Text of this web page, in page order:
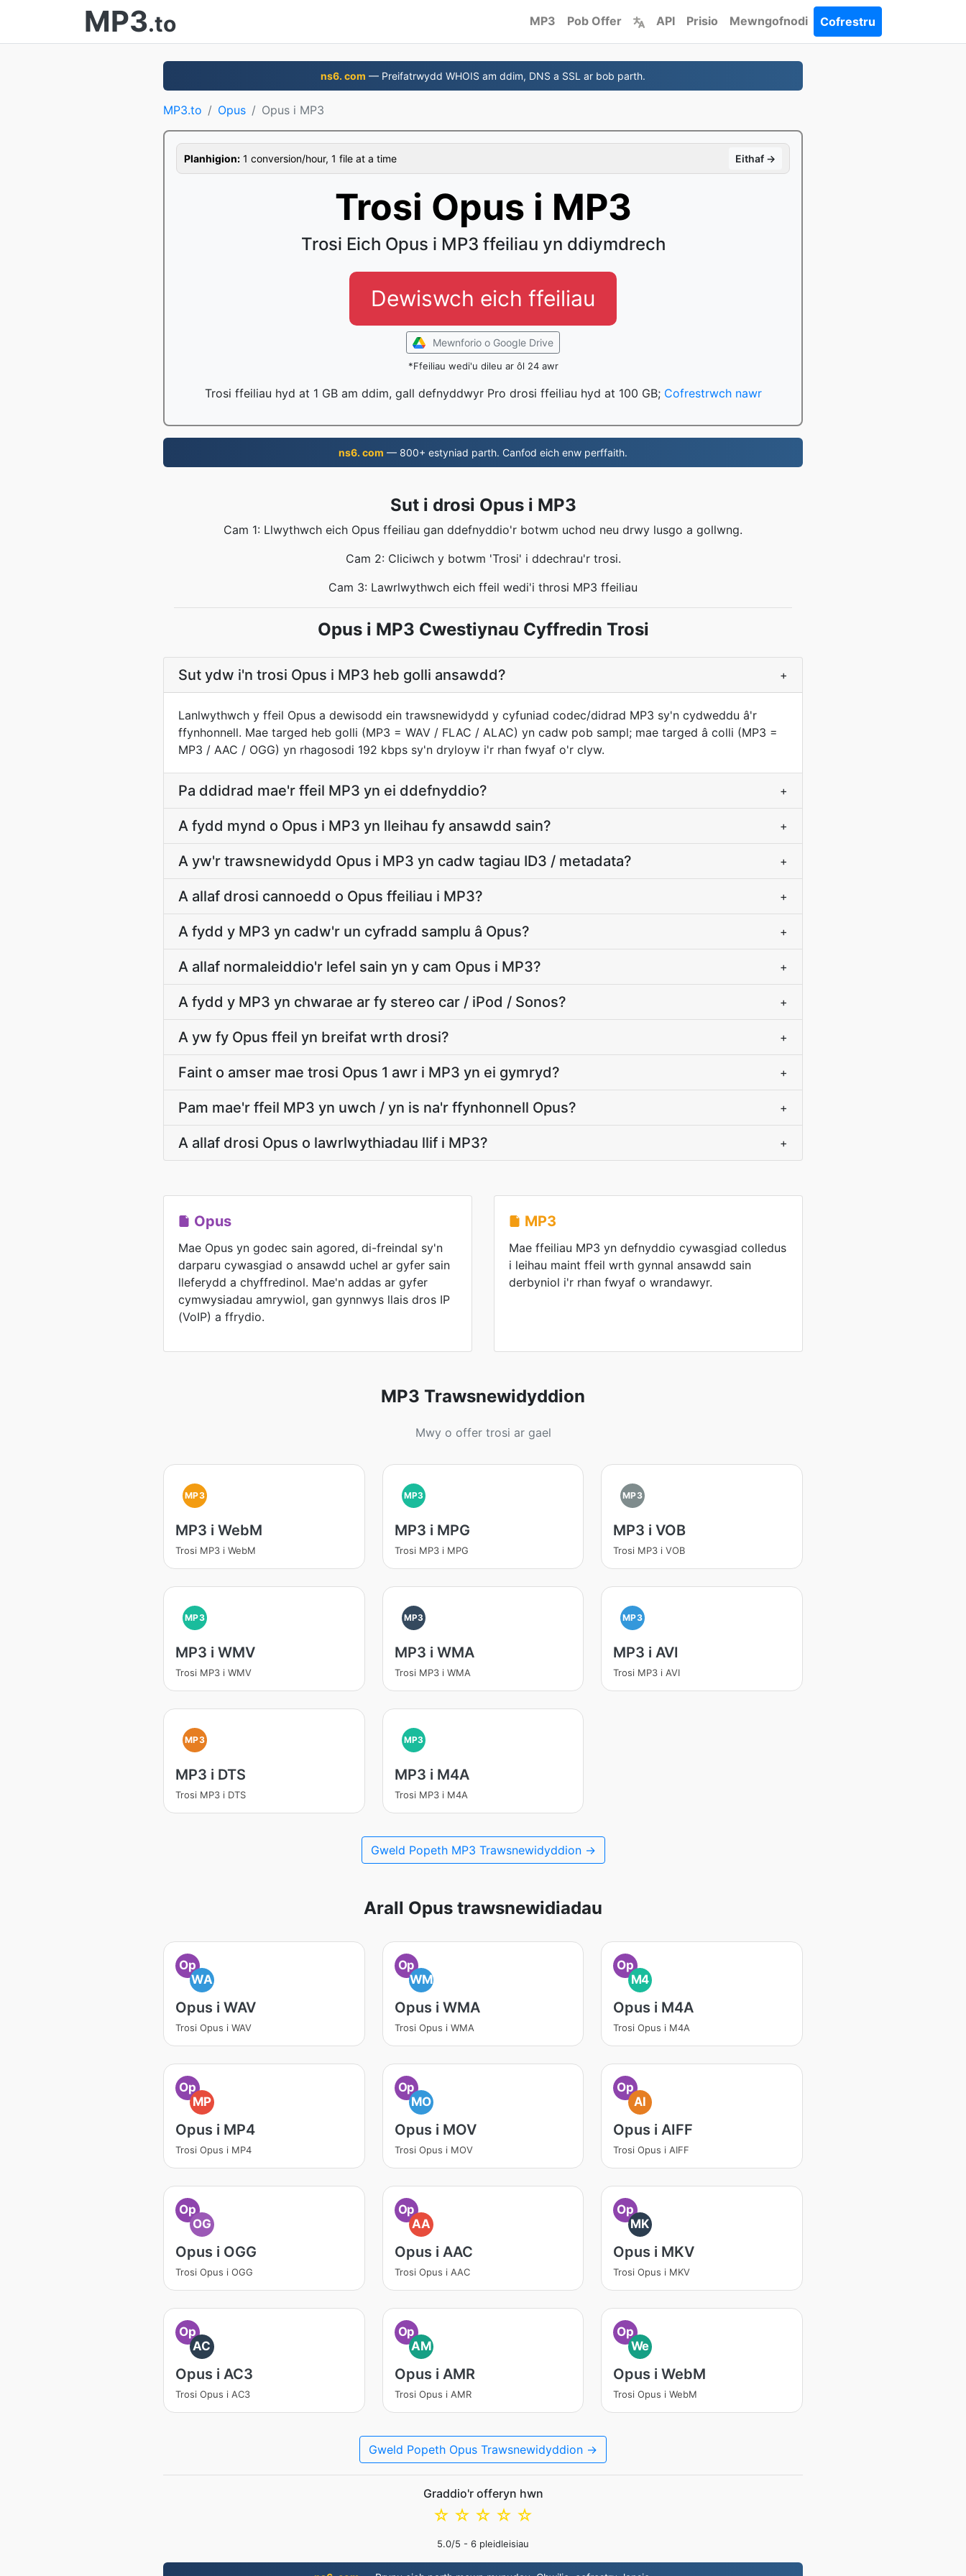
MP3.to MP3 Pob Offer API Prisio Mewngofnodi Cofrestru
ns6. com — Preifatrwydd WHOIS am ddim, DNS a SSL ar bob parth.
MP3.to Opus Opus i MP3
Planhigion: 1 conversion/hour, 1 file at a time Eithaf →
Trosi Opus i MP3
Trosi Eich Opus i MP3 ffeiliau yn ddiymdrech
Dewiswch eich ffeiliau
Mewnforio o Google Drive
*Ffeiliau wedi'u dileu ar ôl 24 awr
Trosi ffeiliau hyd at 1 GB am ddim, gall defnyddwyr Pro drosi ffeiliau hyd at 100 GB; Cofrestrwch nawr
ns6. com — 800+ estyniad parth. Canfod eich enw perffaith.
Sut i drosi Opus i MP3
Cam 1: Llwythwch eich Opus ffeiliau gan ddefnyddio'r botwm uchod neu drwy lusgo a gollwng.
Cam 2: Cliciwch y botwm 'Trosi' i ddechrau'r trosi.
Cam 3: Lawrlwythwch eich ffeil wedi'i throsi MP3 ffeiliau
Opus i MP3 Cwestiynau Cyffredin Trosi
Sut ydw i'n trosi Opus i MP3 heb golli ansawdd? +
Lanlwythwch y ffeil Opus a dewisodd ein trawsnewidydd y cyfuniad codec/didrad MP3 sy'n cydweddu â'r
ffynhonnell. Mae targed heb golli (MP3 = WAV / FLAC / ALAC) yn cadw pob sampl; mae targed â colli (MP3 =
MP3 / AAC / OGG) yn rhagosodi 192 kbps sy'n dryloyw i'r rhan fwyaf o'r clyw.
Pa ddidrad mae'r ffeil MP3 yn ei ddefnyddio? +
A fydd mynd o Opus i MP3 yn lleihau fy ansawdd sain? +
A yw'r trawsnewidydd Opus i MP3 yn cadw tagiau ID3 / metadata? +
A allaf drosi cannoedd o Opus ffeiliau i MP3? +
A fydd y MP3 yn cadw'r un cyfradd samplu â Opus? +
A allaf normaleiddio'r lefel sain yn y cam Opus i MP3? +
A fydd y MP3 yn chwarae ar fy stereo car / iPod / Sonos? +
A yw fy Opus ffeil yn breifat wrth drosi? +
Faint o amser mae trosi Opus 1 awr i MP3 yn ei gymryd? +
Pam mae'r ffeil MP3 yn uwch / yn is na'r ffynhonnell Opus? +
A allaf drosi Opus o lawrlwythiadau llif i MP3? +
Opus
Mae Opus yn godec sain agored, di-freindal sy'n
darparu cywasgiad o ansawdd uchel ar gyfer sain
lleferydd a chyffredinol. Mae'n addas ar gyfer
cymwysiadau amrywiol, gan gynnwys llais dros IP
(VoIP) a ffrydio.
MP3
Mae ffeiliau MP3 yn defnyddio cywasgiad colledus
i leihau maint ffeil wrth gynnal ansawdd sain
derbyniol i'r rhan fwyaf o wrandawyr.
MP3 Trawsnewidyddion
Mwy o offer trosi ar gael
MP3
MP3 i WebM
Trosi MP3 i WebM
MP3
MP3 i MPG
Trosi MP3 i MPG
MP3
MP3 i VOB
Trosi MP3 i VOB
MP3
MP3 i WMV
Trosi MP3 i WMV
MP3
MP3 i WMA
Trosi MP3 i WMA
MP3
MP3 i AVI
Trosi MP3 i AVI
MP3
MP3 i DTS
Trosi MP3 i DTS
MP3
MP3 i M4A
Trosi MP3 i M4A
Gweld Popeth MP3 Trawsnewidyddion →
Arall Opus trawsnewidiadau
Op
WA
Opus i WAV
Trosi Opus i WAV
Op
WM
Opus i WMA
Trosi Opus i WMA
Op
M4
Opus i M4A
Trosi Opus i M4A
Op
MP
Opus i MP4
Trosi Opus i MP4
Op
MO
Opus i MOV
Trosi Opus i MOV
Op
AI
Opus i AIFF
Trosi Opus i AIFF
Op
OG
Opus i OGG
Trosi Opus i OGG
Op
AA
Opus i AAC
Trosi Opus i AAC
Op
MK
Opus i MKV
Trosi Opus i MKV
Op
AC
Opus i AC3
Trosi Opus i AC3
Op
AM
Opus i AMR
Trosi Opus i AMR
Op
We
Opus i WebM
Trosi Opus i WebM
Gweld Popeth Opus Trawsnewidyddion →
Graddio'r offeryn hwn
☆
☆
☆
☆
☆
5.0/5 - 6 pleidleisiau